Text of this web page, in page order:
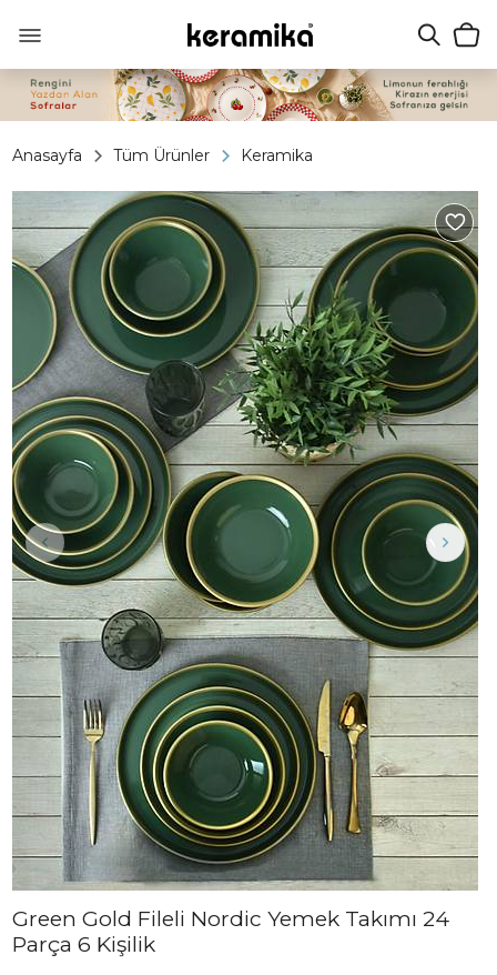
Anasayfa Tüm Ürünler Keramika
Green Gold Fileli Nordic Yemek Takımı 24
Parça 6 Kişilik